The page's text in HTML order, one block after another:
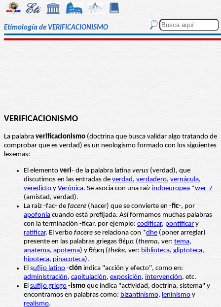
Etimología de VERIFICACIONISMO
VERIFICACIONISMO
La palabra verificacionismo (doctrina que busca validar algo tratando de
comprobar que es verdad) es un neologismo formado con los siguientes
lexemas:
El elemento veri- de la palabra latina verus (verdad), que
discutimos en las entradas de verdad, verdadero, vernácula,
veredicto y Verónica. Se asocia con una raíz indoeuropea *wer-7
(amistad, verdad).
La raíz -fac- de facere (hacer) que se convierte en -fic-, por
apofonía cuando está prefijada. Así formamos muchas palabras
con la terminación -ficar, por ejemplo: codificar, pontificar y
ratificar. El verbo facere se relaciona con *dhe (poner arreglar)
presente en las palabras griegas θέμα (thema, ver: tema,
anatema, apotema) y θήκη (theke, ver: biblioteca, gliptoteca,
hipoteca, pinacoteca).
El sufijo latino -ción indica "acción y efecto", como en:
administración, capitulación, exposición, intervención, etc.
El sufijo griego -ismo que indica "actividad, doctrina, sistema" y
encontramos en palabras como: bizantinismo, leninismo y
realismo.